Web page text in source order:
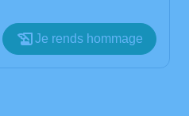
Je rends hommage